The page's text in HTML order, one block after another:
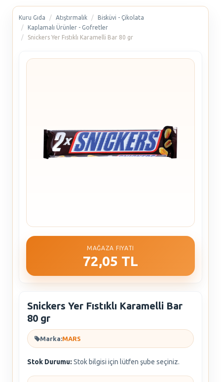
Kuru Gıda Atıştırmalık
Bisküvi - Çikolata
Kaplamalı Ürünler - Gofretler
Snickers Yer Fıstıklı Karamelli Bar 80 gr
MAĞAZA FIYATI
72,05 TL
Snickers Yer Fıstıklı Karamelli Bar
80 gr
Marka:MARS
Stok Durumu: Stok bilgisi için lütfen şube seçiniz.